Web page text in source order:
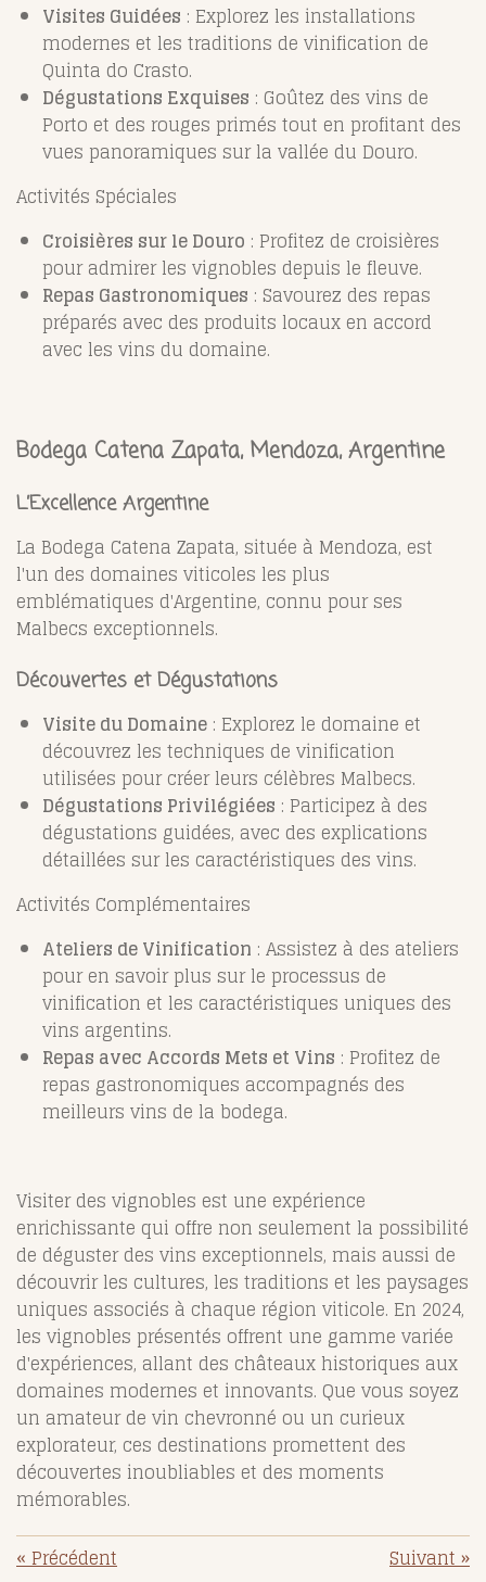
Visites Guidées : Explorez les installations
modernes et les traditions de vinification de
Quinta do Crasto.
Dégustations Exquises : Goûtez des vins de
Porto et des rouges primés tout en profitant des
vues panoramiques sur la vallée du Douro.
Activités Spéciales
Croisières sur le Douro : Profitez de croisières
pour admirer les vignobles depuis le fleuve.
Repas Gastronomiques : Savourez des repas
préparés avec des produits locaux en accord
avec les vins du domaine.
Bodega Catena Zapata, Mendoza, Argentine
L’Excellence Argentine
La Bodega Catena Zapata, située à Mendoza, est
l'un des domaines viticoles les plus
emblématiques d'Argentine, connu pour ses
Malbecs exceptionnels.
Découvertes et Dégustations
Visite du Domaine : Explorez le domaine et
découvrez les techniques de vinification
utilisées pour créer leurs célèbres Malbecs.
Dégustations Privilégiées : Participez à des
dégustations guidées, avec des explications
détaillées sur les caractéristiques des vins.
Activités Complémentaires
Ateliers de Vinification : Assistez à des ateliers
pour en savoir plus sur le processus de
vinification et les caractéristiques uniques des
vins argentins.
Repas avec Accords Mets et Vins : Profitez de
repas gastronomiques accompagnés des
meilleurs vins de la bodega.
Visiter des vignobles est une expérience
enrichissante qui offre non seulement la possibilité
de déguster des vins exceptionnels, mais aussi de
découvrir les cultures, les traditions et les paysages
uniques associés à chaque région viticole. En 2024,
les vignobles présentés offrent une gamme variée
d'expériences, allant des châteaux historiques aux
domaines modernes et innovants. Que vous soyez
un amateur de vin chevronné ou un curieux
explorateur, ces destinations promettent des
découvertes inoubliables et des moments
mémorables.
«Précédent Suivant»